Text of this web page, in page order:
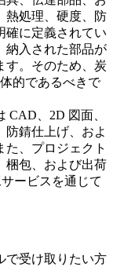
熱処理、硬度、防
確に定義されてい
納入された部品が
す。そのため、炭
的であるべきで
CAD、2D 図面、
防錆仕上げ、およ
、プロジェクト
梱包、および出荷
ービス を通じて
で受け取りたい方